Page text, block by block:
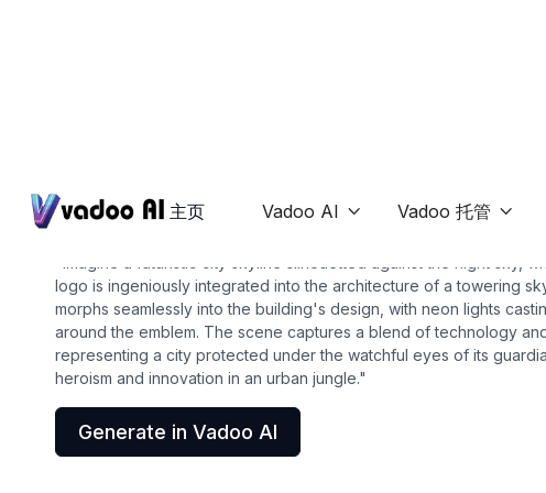
主页 Vadoo AI  Vadoo 托管 
batman logo
logo is ingeniously integrated into the architecture of a towering
morphs seamlessly into the building's design, with neon lights
around the emblem. The scene captures a blend of technology
representing a city protected under the watchful eyes of its
heroism and innovation in an urban jungle."
Generate in Vadoo AI